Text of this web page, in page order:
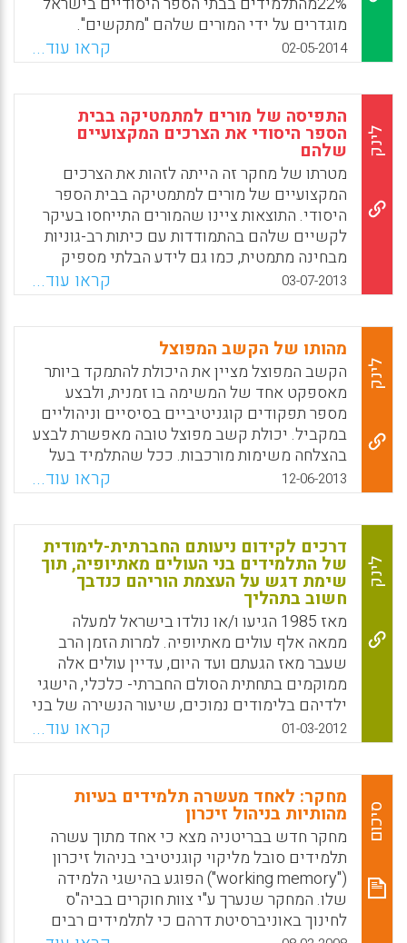
WhatsApp
Facebook
Email
X
מוגדרים על ידי המורים שלהם "מתקשים".
בחטיבות הביניים השיעור עולה ל-30%, כמעט כל
תלמיד שלישי. כך עולה מדו"ח מחקר שפרסם
לאחרונה מכון המחקר ברוקדייל, שעסק בדרכי
ההתמודדות של בתי הספר עם ילדים ובני נוער
הזקוקים באופן דחוף עזרה – שאינה מגיעה
לרבים מהם. התמונה העולה מהדו"ח יכולה לסייע
בהסבר כמה מהכשלים של מערכת החינוך, למשל
בקידום ההישגים של כלל האוכלוסייה ובצמצום
הפערים בין קבוצות שונות ( אור קשתי).
WhatsApp
Facebook
Email
X
02-05-2014 קראו עוד...
לינק
התפיסה של מורים למתמטיקה בבית
הספר היסודי את הצרכים המקצועיים
שלהם
מטרתו של מחקר זה הייתה לזהות את הצרכים
המקצועיים של מורים למתמטיקה בבית הספר
היסודי. התוצאות ציינו שהמורים התייחסו בעיקר
לקשיים שלהם בהתמודדות עם כיתות רב-גוניות
מבחינה מתמטית, כמו גם לידע הבלתי מספיק
שלהם לגבי חומרי הלמידה המתאימים וכיצד
להתאים את חומרי הלמידה הללו ליכולות השונות
של התלמידים. הם גם הביעו את הצורך להיות
מסוגלים להתמודד עם ההיבטים הרגשיים של
למידת מתמטיקה – הנעת התלמידים ללמוד
מתמטיקה, הפחתת הפחדים ממתמטיקה, ועוד
(Atara Shriki and Dorit Patkin, 2013).
WhatsApp
Facebook
Email
X
03-07-2013 קראו עוד...
לינק
מהותו של הקשב המפוצל
הקשב המפוצל מציין את היכולת להתמקד ביותר
מאספקט אחד של המשימה בו זמנית, ולבצע
מספר תפקודים קוגניטיביים בסיסיים וניהוליים
במקביל. יכולת קשב מפוצל טובה מאפשרת לבצע
בהצלחה משימות מורכבות. ככל שהתלמיד בעל
קשיי הקשב והריכוז עולה לכיתות מתקדמות יותר
ומורכבות המשימות הלימודיות עולה כך יורגש
יותר הקושי בקשב המפוצל ויפגע ביכולת התלמיד
להתמודד מול החומר ולהגיע להישגים
נאותים.המשימות הקוגניטיביות אשר התלמיד
נדרש להן יכולות להיות מורכבות או פשוטות יותר.
המשימות המורכבות בד"כ כורכות בחובן את ביצוע
המשימות הפשוטות יותר ( אייל יניב ).
WhatsApp
Facebook
Email
X
12-06-2013 קראו עוד...
לינק
דרכים לקידום ניעותם החברתית-לימודית
של התלמידים בני העולים מאתיופיה, תוך
שימת דגש על העצמת הוריהם כנדבך
חשוב בתהליך
מאז 1985 הגיעו ו/או נולדו בישראל למעלה
ממאה אלף עולים מאתיופיה. למרות הזמן הרב
שעבר מאז הגעתם ועד היום, עדיין עולים אלה
ממוקמים בתחתית הסולם החברתי- כלכלי, הישגי
ילדיהם בלימודים נמוכים, שיעור הנשירה של בני
נוער אלו גבוה מחלקם היחסי באוכלוסייה
הכללית. מאמר זה בוחן דרך עיני הפרט – הדור
השני לעלייה, המשפחה, הקבוצה האתנית וכן דרך
עיני הקבוצה הקולטת- את הדרכים לקידום
הניעות החברתית-לימודית של התלמידים בני
העולים מאתיופיה. בבסיס עומדת ההכרה כי הדרך
אל הפרט עוברת באמצעות הבנת עולמו התרבותי,
ויחסי הגומלין בין תהליכים שעובר הפרט ועוברת
הקבוצה (שרון לאטי, 2012).
01-03-2012 קראו עוד...
סיכום
מחקר: לאחד מעשרה תלמידים בעיות
מהותיות בניהול זיכרון
מחקר חדש בבריטניה מצא כי אחד מתוך עשרה
תלמידים סובל מליקוי קוגניטיבי בניהול זיכרון
("working memory") הפוגע בהישגי הלמידה
שלו. המחקר שנערך ע"י צוות חוקרים בביה"ס
לחינוך באוניברסיטת דרהם כי לתלמידים רבים